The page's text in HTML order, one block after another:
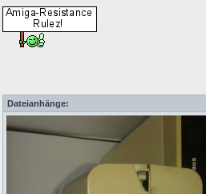
Dateianhänge: